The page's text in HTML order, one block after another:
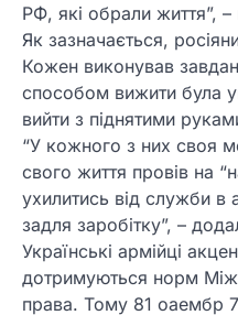
РФ, які обрали життя”,
Як зазначається,
Кожен виконував
способом вижити була
вийти з піднятими
“У кожного з них своя
свого життя провів на
ухилитись від служби в
задля заробітку”, –
Українські армійці
дотримуються норм
права. Тому 81 оаембр